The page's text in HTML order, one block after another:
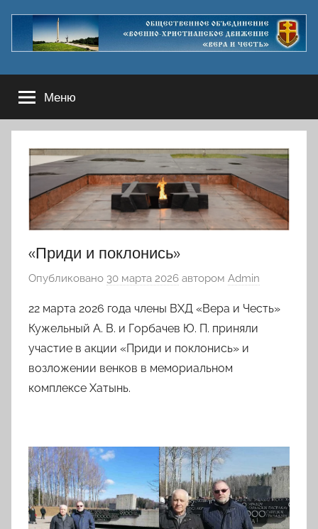
содержимому
Меню
«Приди и поклонись»
Опубликовано 30 марта 2026 автором Admin
22 марта 2026 года члены ВХД «Вера и Честь»
Кужельный А. В. и Горбачев Ю. П. приняли
участие в акции «Приди и поклонись» и
возложении венков в мемориальном
комплексе Хатынь.